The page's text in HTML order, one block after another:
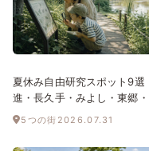
夏休み自由研究スポット9選
進・長久手・みよし・東郷
2026.07.31
5つの街